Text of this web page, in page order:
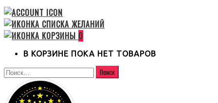
0
В КОРЗИНЕ ПОКА НЕТ ТОВАРОВ